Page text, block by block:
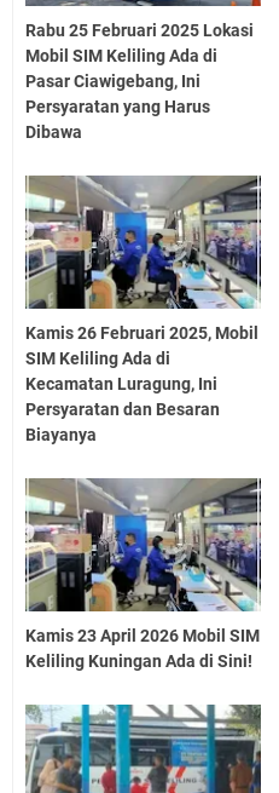
Rabu 25 Februari 2025 Lokasi
Mobil SIM Keliling Ada di
Pasar Ciawigebang, Ini
Persyaratan yang Harus
Dibawa
Kamis 26 Februari 2025, Mobil
SIM Keliling Ada di
Kecamatan Luragung, Ini
Persyaratan dan Besaran
Biayanya
Kamis 23 April 2026 Mobil SIM
Keliling Kuningan Ada di Sini!